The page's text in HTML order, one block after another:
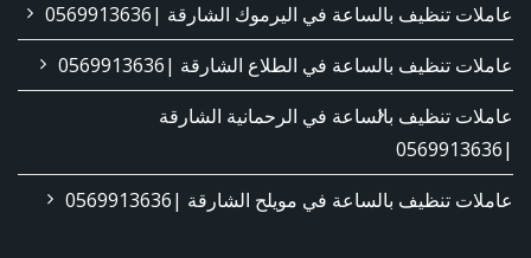
عاملات تنظيف بالساعة في اليرموك الشارقة |0569913636
عاملات تنظيف بالساعة في الطلاع الشارقة |0569913636
عاملات تنظيف بالساعة في الرحمانية الشارقة
|0569913636
عاملات تنظيف بالساعة في مويلح الشارقة |0569913636